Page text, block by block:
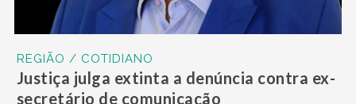
REGIÃO / COTIDIANO
Justiça julga extinta a denúncia contra ex-
secretário de comunicação